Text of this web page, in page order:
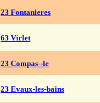
23 Fontanieres
63 Virlet
23 Compas--le
23 Evaux-les-bains